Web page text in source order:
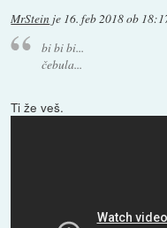
MrStein je 16. feb 2018 ob
bi bi bi...
čebula...
Ti že veš.